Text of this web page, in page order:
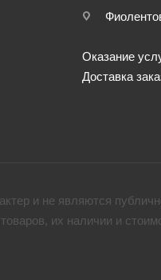
Оказание
Доставка
и не являются
их наличии и